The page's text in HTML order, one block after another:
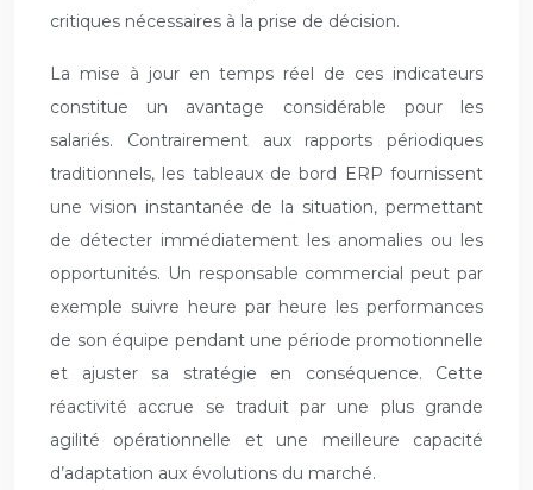
critiques nécessaires à la prise de décision.
La mise à jour en temps réel de ces indicateurs
constitue un avantage considérable pour les
salariés. Contrairement aux rapports périodiques
traditionnels, les tableaux de bord ERP fournissent
une vision instantanée de la situation, permettant
de détecter immédiatement les anomalies ou les
opportunités. Un responsable commercial peut par
exemple suivre heure par heure les performances
de son équipe pendant une période promotionnelle
et ajuster sa stratégie en conséquence. Cette
réactivité accrue se traduit par une plus grande
agilité opérationnelle et une meilleure capacité
d’adaptation aux évolutions du marché.